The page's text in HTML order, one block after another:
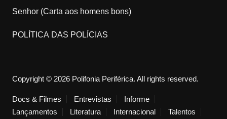
Senhor (Carta aos homens bons)
POLÍTICA DAS POLÍCIAS
Copyright © 2026 Polifonia Periférica. All rights reserved.
Docs & Filmes Entrevistas
Informe
Lançamentos
Literatura Internacional Talentos